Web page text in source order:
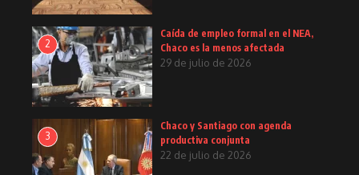
2
Caída de empleo formal en el NEA,
Chaco es la menos afectada
29 de julio de 2026
3
Chaco y Santiago con agenda
productiva conjunta
22 de julio de 2026